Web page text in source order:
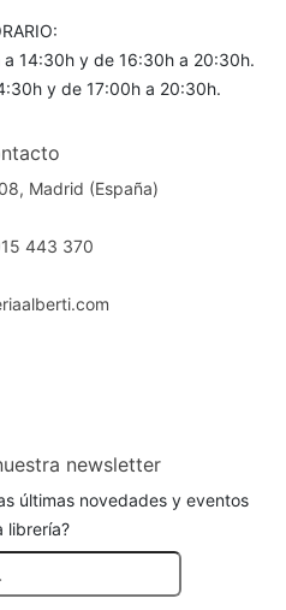
14:30h y de 16:30h a 20:30h.
y de 17:00h a 20:30h.
Madrid (España)
443 370
newsletter
últimas novedades y eventos
librería?